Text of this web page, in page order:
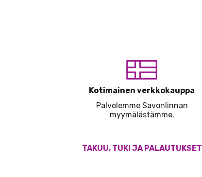
Kotimainen verkkokauppa
Palvelemme Savonlinnan
myymälästämme.
TAKUU, TUKI JA PALAUTUKSET